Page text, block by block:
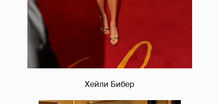
Хейли Бибер